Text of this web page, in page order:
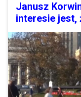
Janusz
interesie jest,